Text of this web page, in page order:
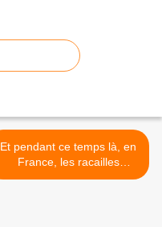
Et pendant ce temps là, en
France, les racailles
mènent la danse ! >